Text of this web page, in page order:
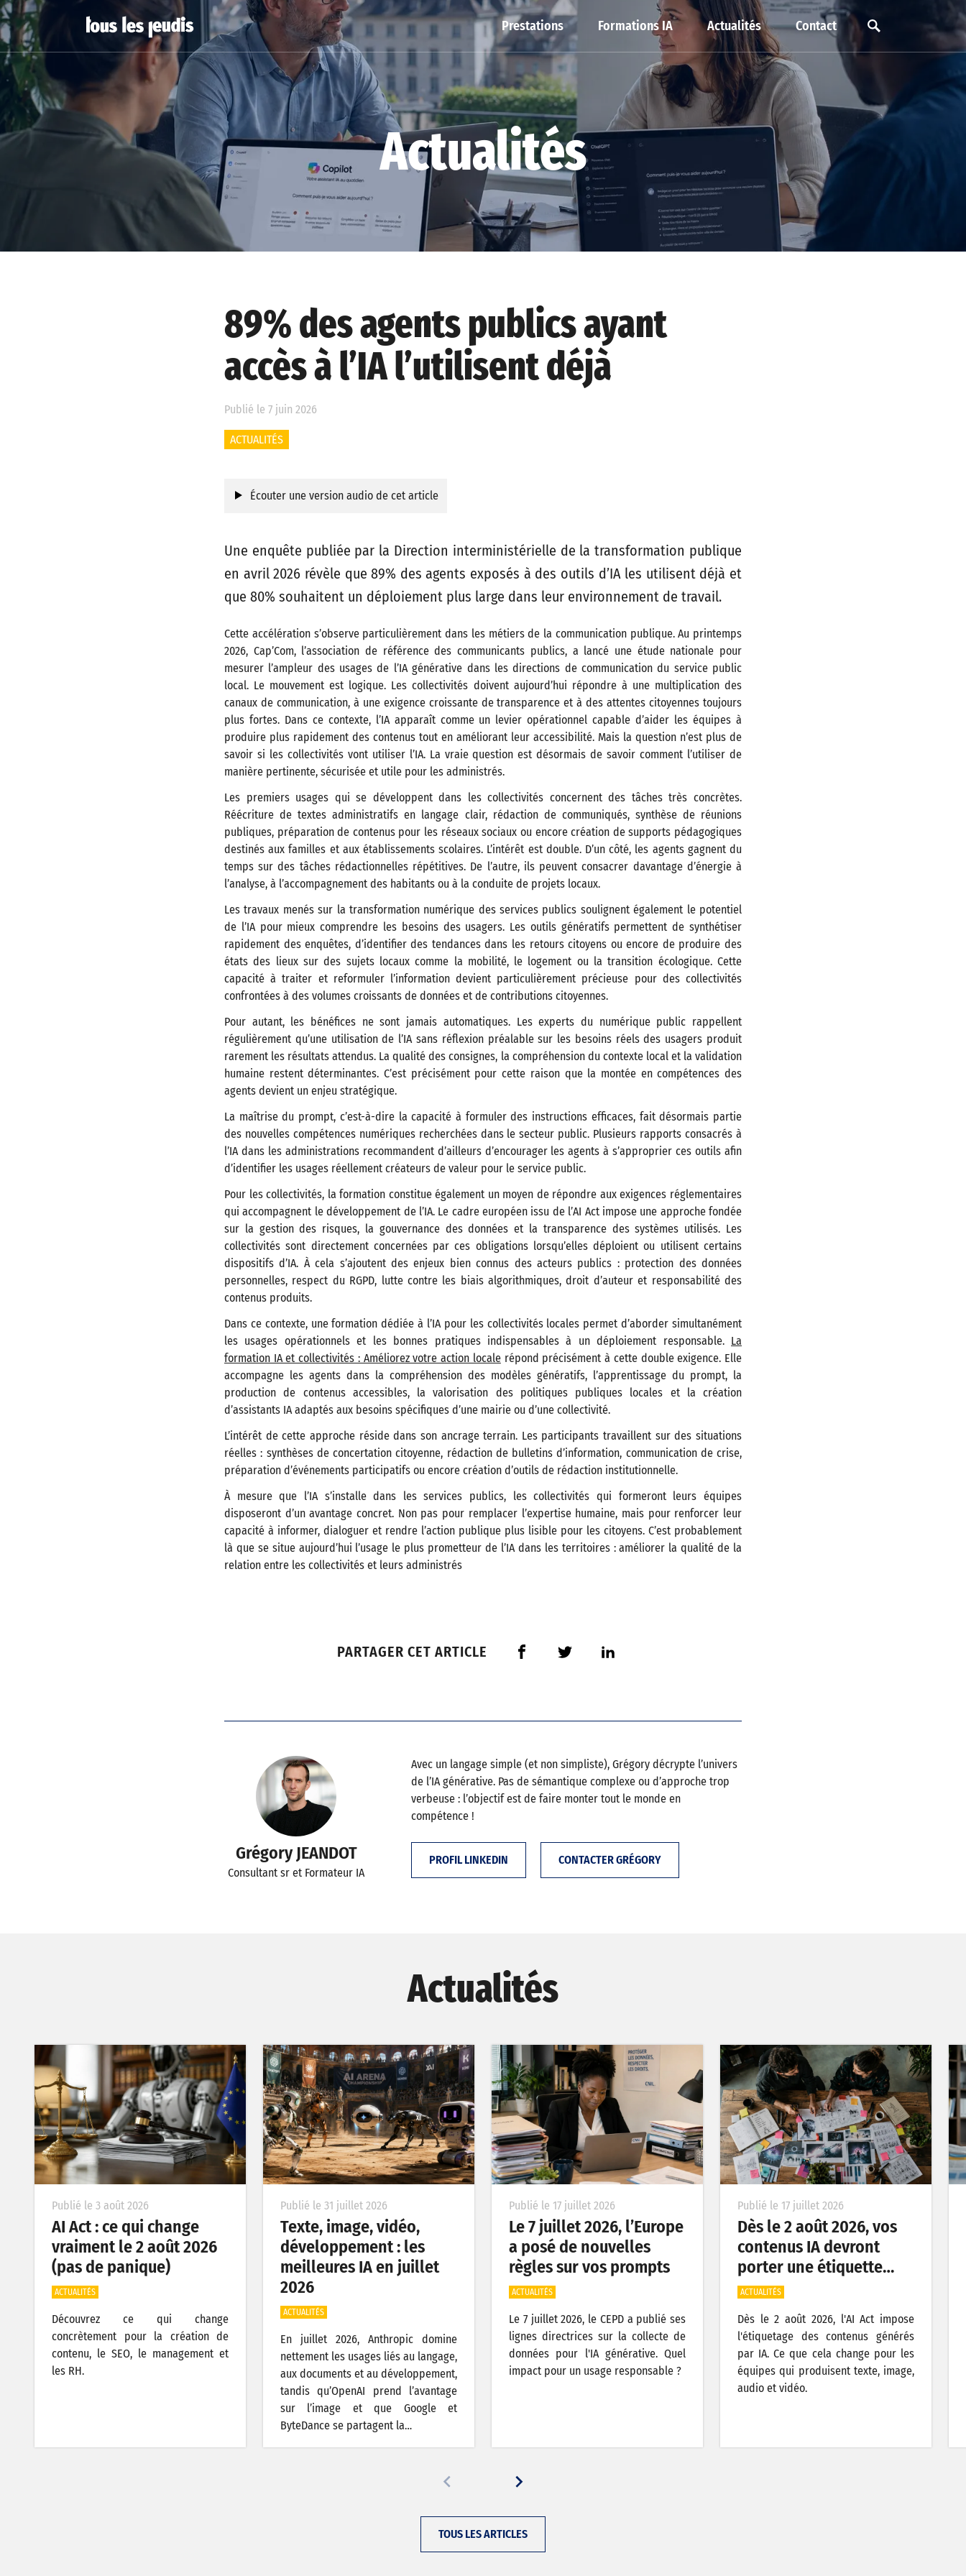
Prestations Formations IA Actualités Contact
Actualités
89% des agents publics ayant
accès à l’IA l’utilisent déjà
Publié le 7 juin 2026
ACTUALITÉS
Écouter une version audio de cet article
Une enquête publiée par la Direction interministérielle de la transformation publique
en avril 2026 révèle que 89% des agents exposés à des outils d’IA les utilisent déjà et
que 80% souhaitent un déploiement plus large dans leur environnement de travail.
Cette accélération s’observe particulièrement dans les métiers de la communication publique. Au printemps
2026, Cap’Com, l’association de référence des communicants publics, a lancé une étude nationale pour
mesurer l’ampleur des usages de l’IA générative dans les directions de communication du service public
local. Le mouvement est logique. Les collectivités doivent aujourd’hui répondre à une multiplication des
canaux de communication, à une exigence croissante de transparence et à des attentes citoyennes toujours
plus fortes. Dans ce contexte, l’IA apparaît comme un levier opérationnel capable d’aider les équipes à
produire plus rapidement des contenus tout en améliorant leur accessibilité. Mais la question n’est plus de
savoir si les collectivités vont utiliser l’IA. La vraie question est désormais de savoir comment l’utiliser de
manière pertinente, sécurisée et utile pour les administrés.
Les premiers usages qui se développent dans les collectivités concernent des tâches très concrètes.
Réécriture de textes administratifs en langage clair, rédaction de communiqués, synthèse de réunions
publiques, préparation de contenus pour les réseaux sociaux ou encore création de supports pédagogiques
destinés aux familles et aux établissements scolaires. L’intérêt est double. D’un côté, les agents gagnent du
temps sur des tâches rédactionnelles répétitives. De l’autre, ils peuvent consacrer davantage d’énergie à
l’analyse, à l’accompagnement des habitants ou à la conduite de projets locaux.
Les travaux menés sur la transformation numérique des services publics soulignent également le potentiel
de l’IA pour mieux comprendre les besoins des usagers. Les outils génératifs permettent de synthétiser
rapidement des enquêtes, d’identifier des tendances dans les retours citoyens ou encore de produire des
états des lieux sur des sujets locaux comme la mobilité, le logement ou la transition écologique. Cette
capacité à traiter et reformuler l’information devient particulièrement précieuse pour des collectivités
confrontées à des volumes croissants de données et de contributions citoyennes.
Pour autant, les bénéfices ne sont jamais automatiques. Les experts du numérique public rappellent
régulièrement qu’une utilisation de l’IA sans réflexion préalable sur les besoins réels des usagers produit
rarement les résultats attendus. La qualité des consignes, la compréhension du contexte local et la validation
humaine restent déterminantes. C’est précisément pour cette raison que la montée en compétences des
agents devient un enjeu stratégique.
La maîtrise du prompt, c’est-à-dire la capacité à formuler des instructions efficaces, fait désormais partie
des nouvelles compétences numériques recherchées dans le secteur public. Plusieurs rapports consacrés à
l’IA dans les administrations recommandent d’ailleurs d’encourager les agents à s’approprier ces outils afin
d’identifier les usages réellement créateurs de valeur pour le service public.
Pour les collectivités, la formation constitue également un moyen de répondre aux exigences réglementaires
qui accompagnent le développement de l’IA. Le cadre européen issu de l’AI Act impose une approche fondée
sur la gestion des risques, la gouvernance des données et la transparence des systèmes utilisés. Les
collectivités sont directement concernées par ces obligations lorsqu’elles déploient ou utilisent certains
dispositifs d’IA. À cela s’ajoutent des enjeux bien connus des acteurs publics : protection des données
personnelles, respect du RGPD, lutte contre les biais algorithmiques, droit d’auteur et responsabilité des
contenus produits.
Dans ce contexte, une formation dédiée à l’IA pour les collectivités locales permet d’aborder simultanément
les usages opérationnels et les bonnes pratiques indispensables à un déploiement responsable. La
formation IA et collectivités : Améliorez votre action localerépond précisément à cette double exigence. Elle
accompagne les agents dans la compréhension des modèles génératifs, l’apprentissage du prompt, la
production de contenus accessibles, la valorisation des politiques publiques locales et la création
d’assistants IA adaptés aux besoins spécifiques d’une mairie ou d’une collectivité.
L’intérêt de cette approche réside dans son ancrage terrain. Les participants travaillent sur des situations
réelles : synthèses de concertation citoyenne, rédaction de bulletins d’information, communication de crise,
préparation d’événements participatifs ou encore création d’outils de rédaction institutionnelle.
À mesure que l’IA s’installe dans les services publics, les collectivités qui formeront leurs équipes
disposeront d’un avantage concret. Non pas pour remplacer l’expertise humaine, mais pour renforcer leur
capacité à informer, dialoguer et rendre l’action publique plus lisible pour les citoyens. C’est probablement
là que se situe aujourd’hui l’usage le plus prometteur de l’IA dans les territoires : améliorer la qualité de la
relation entre les collectivités et leurs administrés
PARTAGER CET ARTICLE
Grégory JEANDOT
Consultant sr et Formateur IA
Avec un langage simple (et non simpliste), Grégory décrypte l’univers
de l’IA générative. Pas de sémantique complexe ou d’approche trop
verbeuse : l’objectif est de faire monter tout le monde en
compétence !
PROFIL LINKEDIN CONTACTER GRÉGORY
Actualités
Publié le 3 août 2026
AI Act : ce qui change
vraiment le 2 août 2026
(pas de panique)
ACTUALITÉS
Découvrez ce qui change
concrètement pour la création de
contenu, le SEO, le management et
les RH.
Publié le 31 juillet 2026
Texte, image, vidéo,
développement : les
meilleures IA en juillet
2026
ACTUALITÉS
En juillet 2026, Anthropic domine
nettement les usages liés au langage,
aux documents et au développement,
tandis qu’OpenAI prend l’avantage
sur l’image et que Google et
ByteDance se partagent la…
Publié le 17 juillet 2026
Le 7 juillet 2026, l’Europe
a posé de nouvelles
règles sur vos prompts
ACTUALITÉS
Le 7 juillet 2026, le CEPD a publié ses
lignes directrices sur la collecte de
données pour l'IA générative. Quel
impact pour un usage responsable ?
Publié le 17 juillet 2026
Dès le 2 août 2026, vos
contenus IA devront
porter une étiquette…
ACTUALITÉS
Dès le 2 août 2026, l'AI Act impose
l'étiquetage des contenus générés
par IA. Ce que cela change pour les
équipes qui produisent texte, image,
audio et vidéo.
TOUS LES ARTICLES